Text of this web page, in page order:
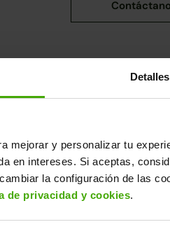
Detalles
mejorar y personalizar tu
en intereses. Si aceptas,
la configuración de las
de privacidad y cookies.
Córdoba
857 881 521
Pol. ind. las Quemadas. Esteban
14014
Cómo llegar